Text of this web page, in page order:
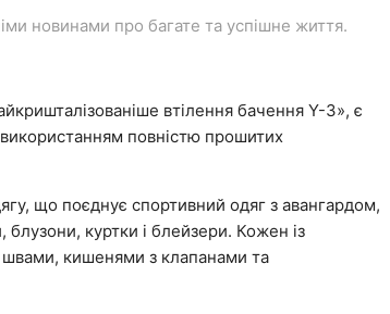
новинами про багате та успішне життя.
втілення бачення Y-3», є
повністю прошитих
що поєднує спортивний одяг з авангардом,
куртки і блейзери. Кожен із
кишенями з клапанами та